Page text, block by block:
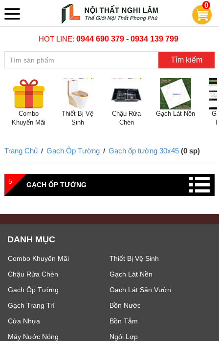
0
HOT LINE:0944 690 379 - 0934 139 799
Tìm kiếm
Combo
Khuyến Mãi
Thiết Bị Vệ
Sinh
Chậu Rửa
Chén
Gạch Lát Nền
Trang Chủ / Gạch Ốp Tường / Gạch ốp tường 30x45 (0 sp)
5 GẠCH ỐP TƯỜNG
DANH MỤC
Combo Khuyến Mãi
Thiết Bị Vệ Sinh
Chậu Rửa Chén
Gạch Lát Nền
Gạch Ốp Tường
Gạch Lát Sân Vườn
Gạch Trang Trí
Bồn Nước
Cửa Nhựa
Bồn Tắm
Máy Nước Nóng
Ngói Lợp